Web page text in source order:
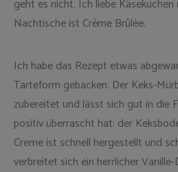
geht es nicht. Ich liebe
Nachtische ist Crème Brûlée.
Ich habe das Rezept etwas
Tarteform gebacken. Der Keks-
zubereitet und lässt sich gut in die
positiv überrascht hat: der
Creme ist schnell hergestellt und
verbreitet sich ein herrlicher